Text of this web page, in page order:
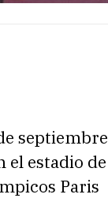
septiembre
el estadio de
Paris